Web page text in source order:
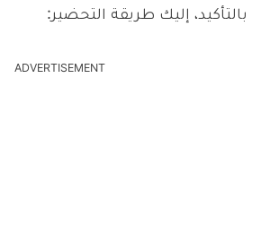
بالتأكيد، إليك طريقة التحضير:
ADVERTISEMENT